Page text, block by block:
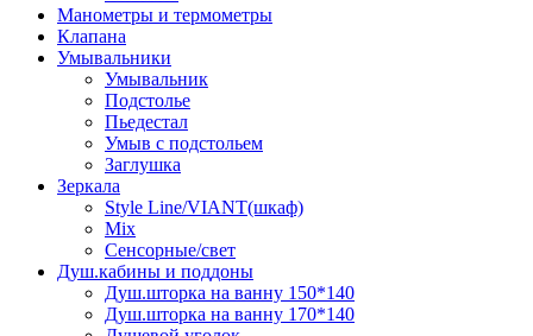
Манометры и термометры
Клапана
Умывальники
Умывальник
Подстолье
Пьедестал
Умыв с подстольем
Заглушка
Зеркала
Style Line/VIANT(шкаф)
Mix
Сенсорные/свет
Душ.кабины и поддоны
Душ.шторка на ванну 150*140
Душ.шторка на ванну 170*140